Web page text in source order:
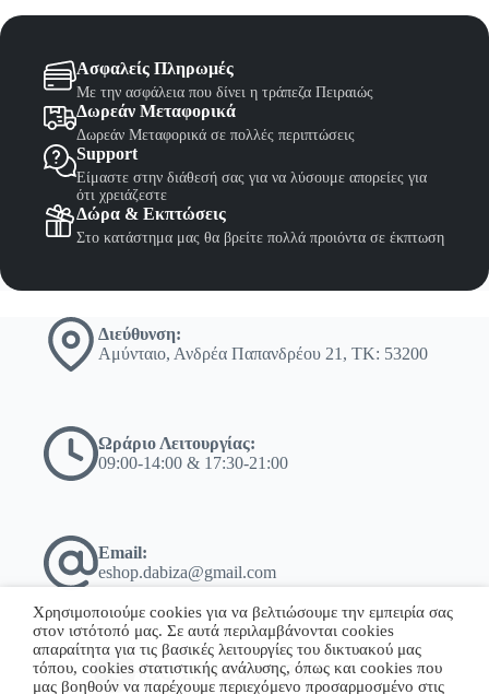
Ασφαλείς Πληρωμές
Με την ασφάλεια που δίνει η τράπεζα Πειραιώς
Δωρεάν Μεταφορικά
Δωρεάν Μεταφορικά σε πολλές περιπτώσεις
Support
Είμαστε στην διάθεσή σας για να λύσουμε απορείες για
ότι χρειάζεστε
Δώρα & Εκπτώσεις
Στο κατάστημα μας θα βρείτε πολλά προιόντα σε έκπτωση
Διεύθυνση:
Αμύνταιο, Ανδρέα Παπανδρέου 21, ΤΚ: 53200
Ωράριο Λειτουργίας:
09:00-14:00 & 17:30-21:00
Email:
eshop.dabiza@gmail.com
+30 23860 23775
Χρησιμοποιούμε cookies για να βελτιώσουμε την εμπειρία σας
στον ιστότοπό μας. Σε αυτά περιλαμβάνονται cookies
απαραίτητα για τις βασικές λειτουργίες του δικτυακού μας
τόπου, cookies στατιστικής ανάλυσης, όπως και cookies που
μας βοηθούν να παρέχουμε περιεχόμενο προσαρμοσμένο στις